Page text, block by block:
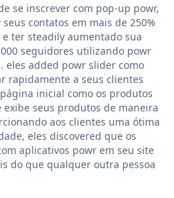
se inscrever com pop-up powr,
contatos em mais de 250%
ter steadily aumentado sua
seguidores utilizando powr
eles added powr slider como
rapidamente a seus clientes
inicial como os produtos
seus produtos de maneira
aos clientes uma ótima
eles discovered que os
aplicativos powr em seu site
do que qualquer outra pessoa